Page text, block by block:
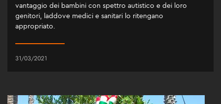
vantaggio dei bambini con spettro autistico e dei loro
genitori, laddove medici e sanitari lo ritengano
appropriato.
31/03/2021